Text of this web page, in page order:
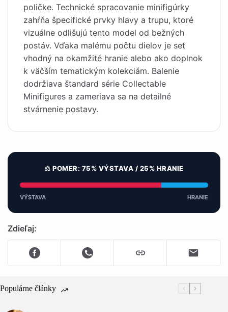
poličke. Technické spracovanie minifigúrky
zahŕňa špecifické prvky hlavy a trupu, ktoré
vizuálne odlišujú tento model od bežných
postáv. Vďaka malému počtu dielov je set
vhodný na okamžité hranie alebo ako doplnok
k väčším tematickým kolekciám. Balenie
dodržiava štandard série Collectable
Minifigures a zameriava sa na detailné
stvárnenie postavy.
⚖️ POMER: 75% VÝSTAVA / 25% HRANIE
VÝSTAVA HRANIE
Zdieľaj:
Populárne články